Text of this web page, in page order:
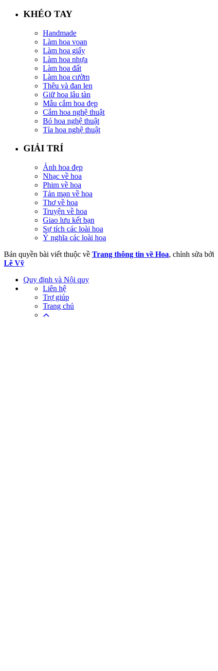
KHÉO TAY
Handmade
Làm hoa voan
Làm hoa giấy
Làm hoa nhựa
Làm hoa đất
Làm hoa cườm
Thêu và đan len
Giữ hoa lâu tàn
Mẫu cắm hoa đẹp
Cắm hoa nghệ thuật
Bó hoa nghệ thuật
Tỉa hoa nghệ thuật
GIẢI TRÍ
Ảnh hoa đẹp
Nhạc về hoa
Phim về hoa
Tản mạn về hoa
Thơ về hoa
Truyện về hoa
Giao lưu kết bạn
Sự tích các loài hoa
Ý nghĩa các loài hoa
Bản quyền bài viết thuộc về Trang thông tin về Hoa, chỉnh sửa bởi
Lê Vỹ
Quy định và Nội quy
Liên hệ
Trợ giúp
Trang chủ